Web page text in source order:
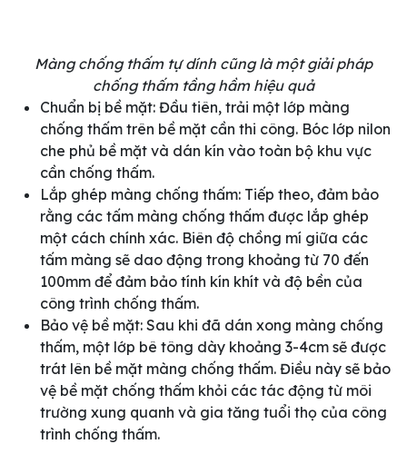
Màng chống thấm tự dính cũng là một giải pháp
chống thấm tầng hầm hiệu quả
Chuẩn bị bề mặt: Đầu tiên, trải một lớp màng
chống thấm trên bề mặt cần thi công. Bóc lớp nilon
che phủ bề mặt và dán kín vào toàn bộ khu vực
cần chống thấm.
Lắp ghép màng chống thấm: Tiếp theo, đảm bảo
rằng các tấm màng chống thấm được lắp ghép
một cách chính xác. Biên độ chồng mí giữa các
tấm màng sẽ dao động trong khoảng từ 70 đến
100mm để đảm bảo tính kín khít và độ bền của
công trình chống thấm.
Bảo vệ bề mặt: Sau khi đã dán xong màng chống
thấm, một lớp bê tông dày khoảng 3-4cm sẽ được
trát lên bề mặt màng chống thấm. Điều này sẽ bảo
vệ bề mặt chống thấm khỏi các tác động từ môi
trường xung quanh và gia tăng tuổi thọ của công
trình chống thấm.